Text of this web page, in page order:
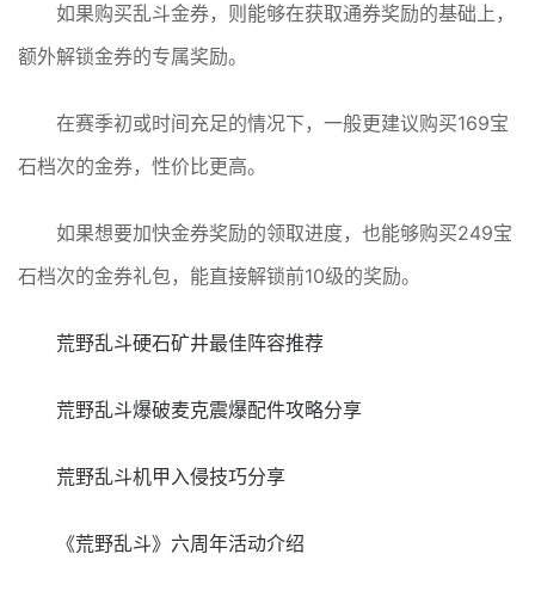
如果购买乱斗金券，则能够在获取通券奖励的基础上，
额外解锁金券的专属奖励。
在赛季初或时间充足的情况下，一般更建议购买169宝
石档次的金券，性价比更高。
如果想要加快金券奖励的领取进度，也能够购买249宝
石档次的金券礼包，能直接解锁前10级的奖励。
荒野乱斗硬石矿井最佳阵容推荐
荒野乱斗爆破麦克震爆配件攻略分享
荒野乱斗机甲入侵技巧分享
《荒野乱斗》六周年活动介绍